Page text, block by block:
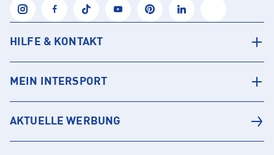
HILFE & KONTAKT
MEIN INTERSPORT
AKTUELLE WERBUNG